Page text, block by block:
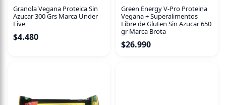
Granola Vegana Proteica Sin
Azucar 300 Grs Marca Under
Five
$4.480
Green Energy V-Pro Proteina
Vegana + Superalimentos
Libre de Gluten Sin Azucar 650
gr Marca Brota
$26.990